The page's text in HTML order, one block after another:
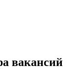
вакансий